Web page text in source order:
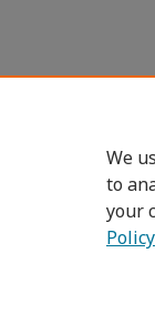
We
to
your
Policy